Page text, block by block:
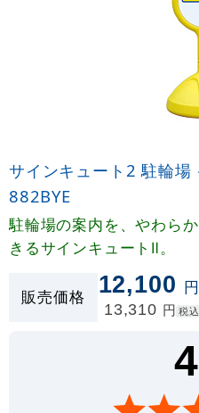
サインキュート2 駐輪
882BYE
駐輪場の案内を、やわら
きるサインキュートⅡ。
販売価格 12,100 円
13,310 円 税込
4